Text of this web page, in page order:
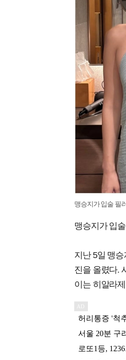
맹승지가 입술 필
맹승지가 입
지난 5일 맹
진을 올렸다.
이는 히알라